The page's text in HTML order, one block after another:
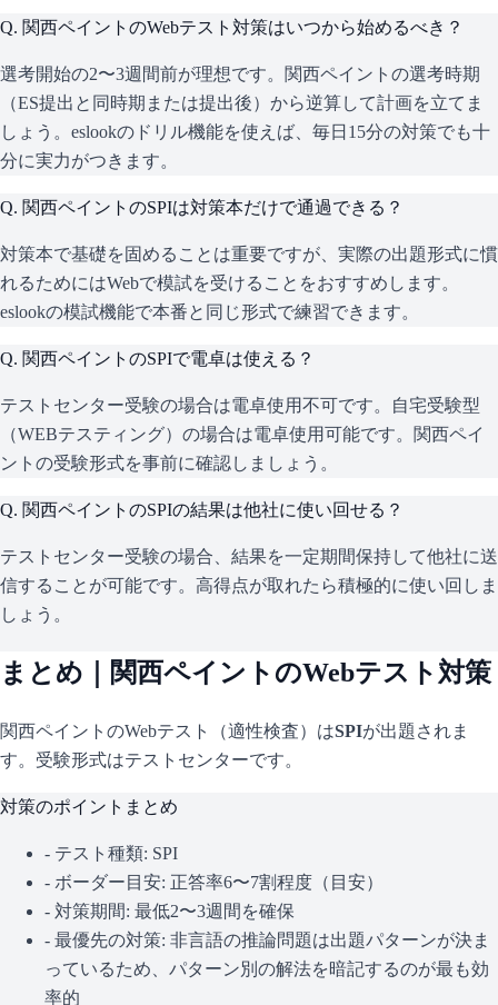
Q. 関西ペイントのWebテスト対策はいつから始めるべき？
選考開始の2〜3週間前が理想です。関西ペイントの選考時期
（ES提出と同時期または提出後）から逆算して計画を立てま
しょう。eslookのドリル機能を使えば、毎日15分の対策でも十
分に実力がつきます。
Q. 関西ペイントのSPIは対策本だけで通過できる？
対策本で基礎を固めることは重要ですが、実際の出題形式に慣
れるためにはWebで模試を受けることをおすすめします。
eslookの模試機能で本番と同じ形式で練習できます。
Q. 関西ペイントのSPIで電卓は使える？
テストセンター受験の場合は電卓使用不可です。自宅受験型
（WEBテスティング）の場合は電卓使用可能です。関西ペイ
ントの受験形式を事前に確認しましょう。
Q. 関西ペイントのSPIの結果は他社に使い回せる？
テストセンター受験の場合、結果を一定期間保持して他社に送
信することが可能です。高得点が取れたら積極的に使い回しま
しょう。
まとめ｜ 関西ペイント のWebテスト対策
関西ペイント のWebテスト（適性検査）はSPIが出題されま
す。 受験形式はテストセンターです。
対策のポイントまとめ
- テスト種類: SPI
- ボーダー目安: 正答率6〜7割程度（目安）
- 対策期間: 最低2〜3週間を確保
- 最優先の対策: 非言語の推論問題は出題パターンが決ま
っているため、パターン別の解法を暗記するのが最も効
率的